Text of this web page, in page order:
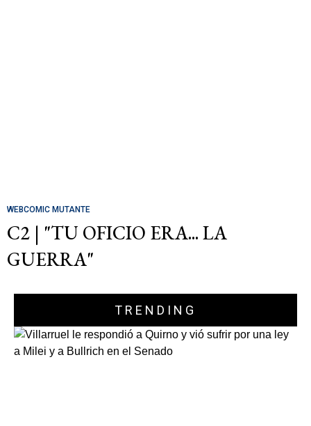
WEBCOMIC MUTANTE
C2 | "TU OFICIO ERA... LA
GUERRA"
TRENDING